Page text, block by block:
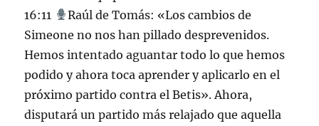
16:11
Raúl de Tomás: «Los cambios de
Simeone no nos han pillado desprevenidos.
Hemos intentado aguantar todo lo que hemos
podido y ahora toca aprender y aplicarlo en el
próximo partido contra el Betis». Ahora,
disputará un partido más relajado que aquella